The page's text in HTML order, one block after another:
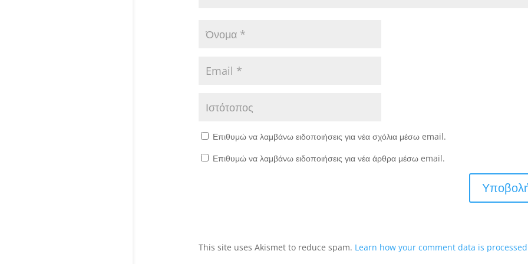
Επιθυμώ να λαμβάνω ειδοποιήσεις για νέα σχόλια μέσω email.
Επιθυμώ να λαμβάνω ειδοποιήσεις για νέα άρθρα μέσω email.
This site uses Akismet to reduce spam. Learn how your comment data is